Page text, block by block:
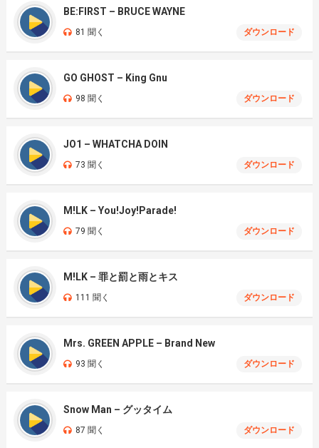
BE:FIRST – BRUCE WAYNE
81 聞く ダウンロード
GO GHOST – King Gnu
98 聞く ダウンロード
JO1 – WHATCHA DOIN
73 聞く ダウンロード
M!LK – You!Joy!Parade!
79 聞く ダウンロード
M!LK – 罪と罰と雨とキス
111 聞く ダウンロード
Mrs. GREEN APPLE – Brand New
93 聞く ダウンロード
Snow Man – グッタイム
87 聞く ダウンロード